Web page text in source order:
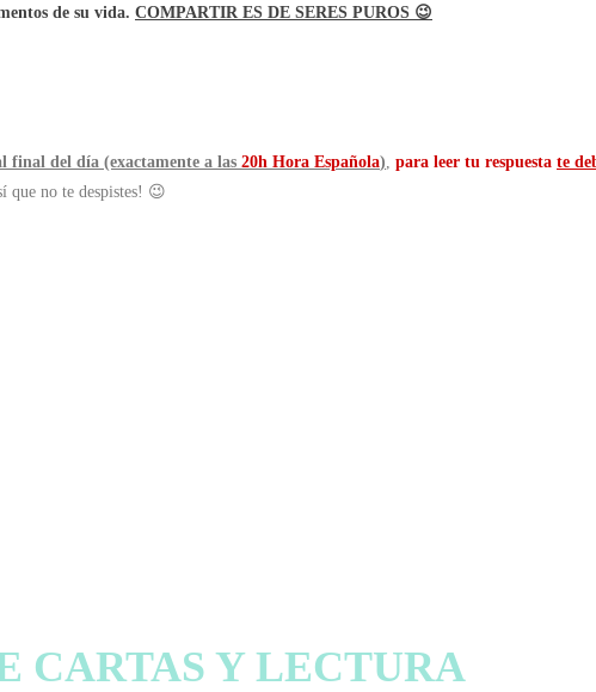
de su vida. COMPARTIR ES DE SERES PUROS 😉
final del día (exactamente a las 20h Hora Española) para leer tu respuesta te
que no te despistes! 😉
CARTAS Y LECTURA